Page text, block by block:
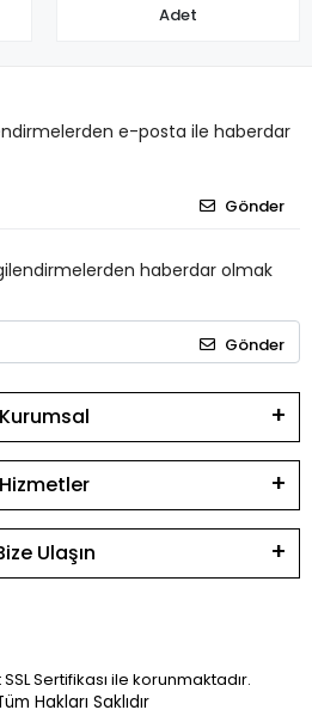
Adet
e-posta ile haberdar
Gönder
haberdar olmak
Gönder
Kurumsal
Hizmetler
Ulaşın
Sertifikası ile korunmaktadır.
Hakları Saklıdır